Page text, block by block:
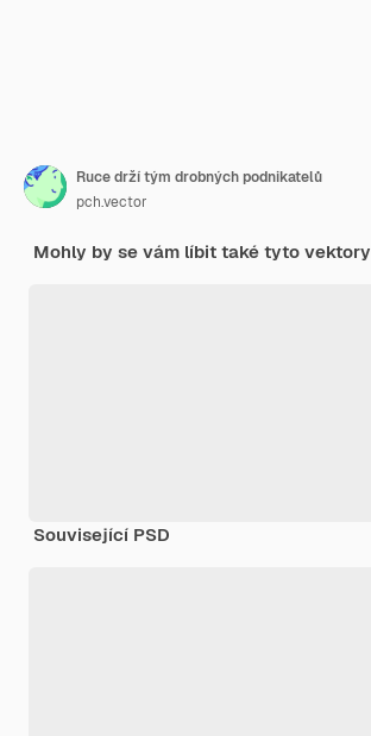
Ruce drží tým drobných podnikatelů
pch.vector
Mohly by se vám líbit také tyto vektory
Související PSD